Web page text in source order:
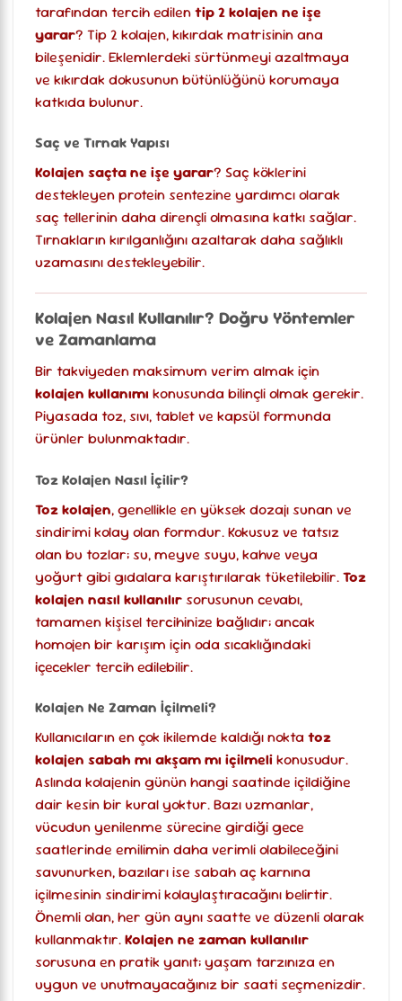
tarafından tercih edilentip 2 kolajen ne işe
yarar? Tip 2 kolajen, kıkırdak matrisinin ana
bileşenidir. Eklemlerdeki sürtünmeyi azaltmaya
ve kıkırdak dokusunun bütünlüğünü korumaya
katkıda bulunur.
Saç ve Tırnak Yapısı
Kolajen saçta ne işe yarar? Saç köklerini
destekleyen protein sentezine yardımcı olarak
saç tellerinin daha dirençli olmasına katkı sağlar.
Tırnakların kırılganlığını azaltarak daha sağlıklı
uzamasını destekleyebilir.
Kolajen Nasıl Kullanılır? Doğru Yöntemler
ve Zamanlama
Bir takviyeden maksimum verim almak için
kolajen kullanımı konusunda bilinçli olmak gerekir.
Piyasada toz, sıvı, tablet ve kapsül formunda
ürünler bulunmaktadır.
Toz Kolajen Nasıl İçilir?
Toz kolajen, genellikle en yüksek dozajı sunan ve
sindirimi kolay olan formdur. Kokusuz ve tatsız
olan bu tozlar; su, meyve suyu, kahve veya
yoğurt gibi gıdalara karıştırılarak tüketilebilir.Toz
kolajen nasıl kullanılırsorusunun cevabı,
tamamen kişisel tercihinize bağlıdır; ancak
homojen bir karışım için oda sıcaklığındaki
içecekler tercih edilebilir.
Kolajen Ne Zaman İçilmeli?
Kullanıcıların en çok ikilemde kaldığı nokta toz
kolajen sabah mı akşam mı içilmelikonusudur.
Aslında kolajenin günün hangi saatinde içildiğine
dair kesin bir kural yoktur. Bazı uzmanlar,
vücudun yenilenme sürecine girdiği gece
saatlerinde emilimin daha verimli olabileceğini
savunurken, bazıları ise sabah aç karnına
içilmesinin sindirimi kolaylaştıracağını belirtir.
Önemli olan, her gün aynı saatte ve düzenli olarak
kullanmaktır.Kolajen ne zaman kullanılır
sorusuna en pratik yanıt; yaşam tarzınıza en
uygun ve unutmayacağınız bir saati seçmenizdir.